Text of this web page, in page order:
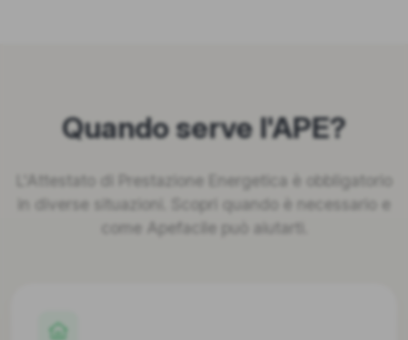
Quando serve l'APE?
L'Attestato di Prestazione Energetica è obbligatorio
in diverse situazioni. Scopri quando è necessario e
come Apefacile può aiutarti.